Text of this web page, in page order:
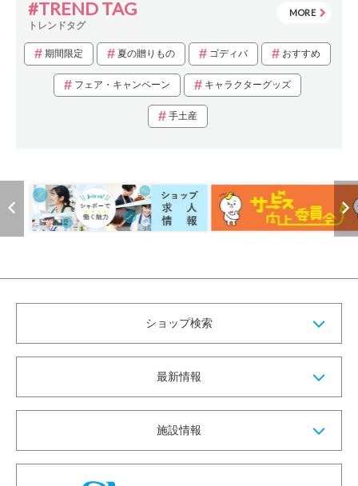
#TREND TAG
トレンドタグ
MORE
期間限定 夏の贈りもの ゴディバ おすすめ
フェア・キャンペーン キャラクターグッズ
手土産
ショップ検索
最新情報
施設情報